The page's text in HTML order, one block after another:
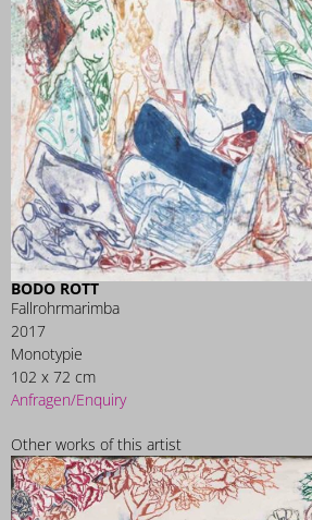
BODO ROTT
Fallrohrmarimba
2017
Monotypie
102 x 72 cm
Anfragen/Enquiry
Other works of this artist